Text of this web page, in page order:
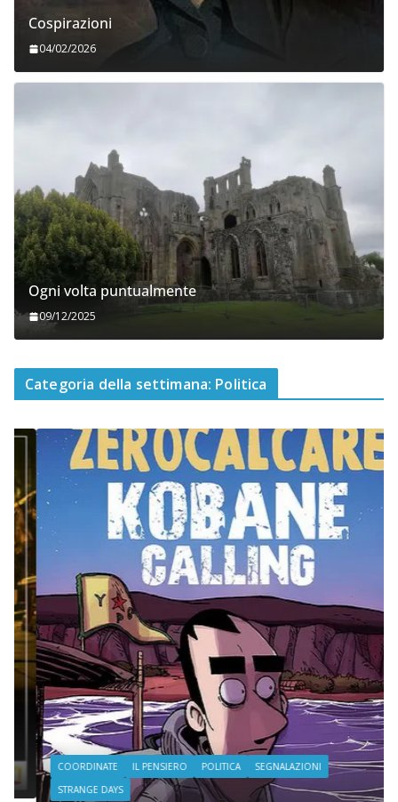
Cospirazioni
04/02/2026
Ogni volta puntualmente
09/12/2025
Categoria della settimana: Politica
COORDINATE IL PENSIERO POLITICA
SEGNALAZIONI
STRANGE DAYS